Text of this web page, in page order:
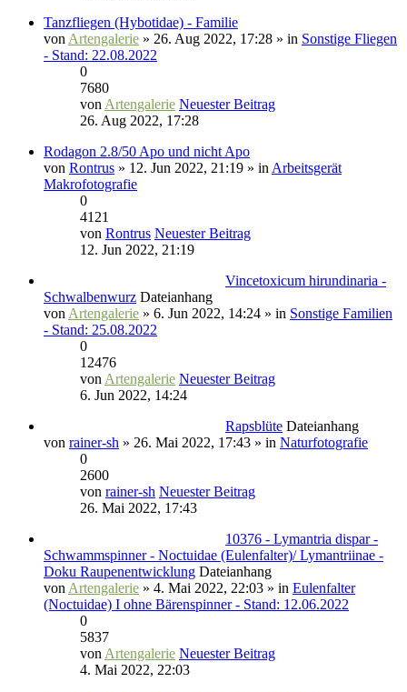
Tanzfliegen (Hybotidae) - Familie
von Artengalerie » 26. Aug 2022, 17:28 » in Sonstige Fliegen
- Stand: 22.08.2022
0
7680
von Artengalerie Neuester Beitrag
26. Aug 2022, 17:28
Rodagon 2.8/50 Apo und nicht Apo
von Rontrus » 12. Jun 2022, 21:19 » in Arbeitsgerät
Makrofotografie
0
4121
von Rontrus Neuester Beitrag
12. Jun 2022, 21:19
Vincetoxicum hirundinaria -
Schwalbenwurz Dateianhang
von Artengalerie » 6. Jun 2022, 14:24 » in Sonstige Familien
- Stand: 25.08.2022
0
12476
von Artengalerie Neuester Beitrag
6. Jun 2022, 14:24
Rapsblüte Dateianhang
von rainer-sh » 26. Mai 2022, 17:43 » in Naturfotografie
0
2600
von rainer-sh Neuester Beitrag
26. Mai 2022, 17:43
10376 - Lymantria dispar -
Schwammspinner - Noctuidae (Eulenfalter)/ Lymantriinae -
Doku Raupenentwicklung Dateianhang
von Artengalerie » 4. Mai 2022, 22:03 » in Eulenfalter
(Noctuidae) I ohne Bärenspinner - Stand: 12.06.2022
0
5837
von Artengalerie Neuester Beitrag
4. Mai 2022, 22:03